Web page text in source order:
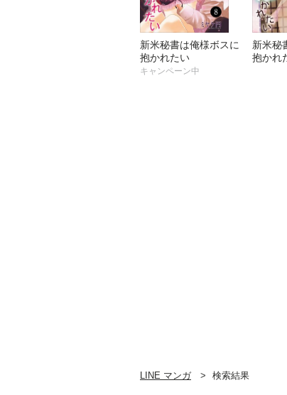
新米秘書は俺様ボスに
抱かれたい
キャンペーン中
新米秘
抱かれ
LINE マンガ 検索結果